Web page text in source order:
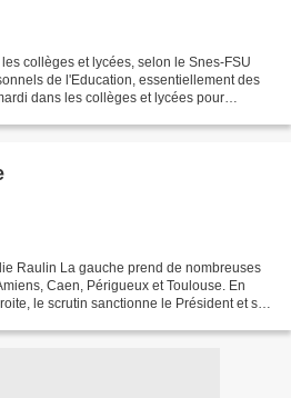
collèges et lycées, selon le Snes-FSU
de l'Education, essentiellement des
dans les collèges et lycées pour
Raulin La gauche prend de nombreuses
Caen, Périgueux et Toulouse. En
le scrutin sanctionne le Président et sa